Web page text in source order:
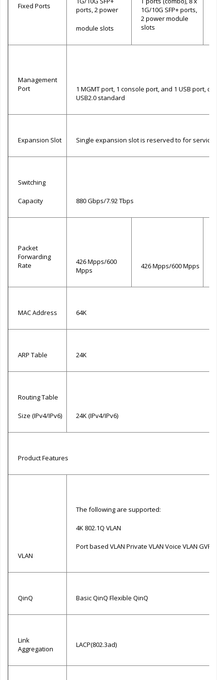
Fixed Ports
ports, 2 power
module slots
1G/10G SFP+ ports,
2 power module
slots
Management
Port
1 MGMT port, 1 console port, and 1 USB port,
USB2.0 standard
Expansion Slot Single expansion slot is reserved to for service
Switching
Capacity 880 Gbps/7.92 Tbps
Packet
Forwarding
Rate
426 Mpps/600
Mpps
426 Mpps/600 Mpps
MAC Address 64K
ARP Table 24K
Routing Table
Size (IPv4/IPv6) 24K (IPv4/IPv6)
Product Features
VLAN
The following are supported:
4K 802.1Q VLAN
Port based VLAN Private VLAN Voice VLAN GVRP
QinQ Basic QinQ Flexible QinQ
Link
Aggregation
LACP(802.3ad)